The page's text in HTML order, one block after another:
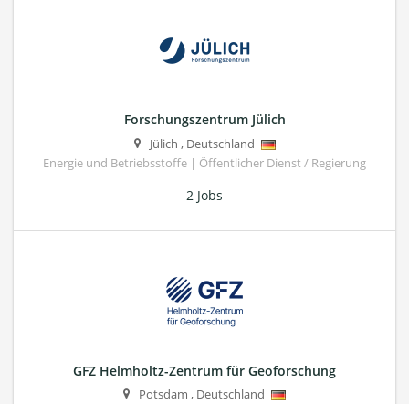
Forschungszentrum Jülich
Jülich , Deutschland
Energie und Betriebsstoffe | Öffentlicher Dienst / Regierung
2 Jobs
GFZ Helmholtz-Zentrum für Geoforschung
Potsdam , Deutschland